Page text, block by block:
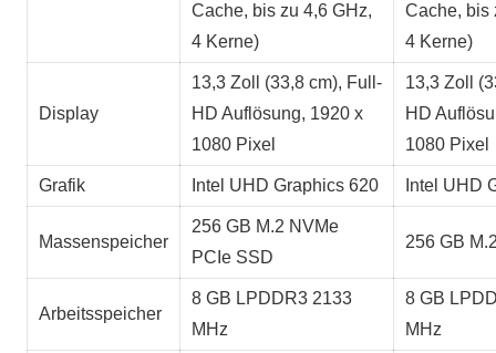
Cache, bis zu 4,6 GHz,
4 Kerne)
Cache, bis
4 Kerne)
Display
13,3 Zoll (33,8 cm), Full-
HD Auflösung, 1920 x
1080 Pixel
13,3 Zoll
HD
1080 Pixel
Grafik Intel UHD Graphics 620 Intel UHD
Massenspeicher
256 GB M.2 NVMe
PCIe SSD
256 GB
Arbeitsspeicher
8 GB LPDDR3 2133
MHz
8 GB
MHz